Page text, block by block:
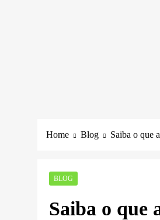
Home Blog Saiba o que
BLOG
Saiba o que